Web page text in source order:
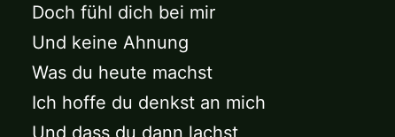
Doch fühl dich bei mir
Und keine Ahnung
Was du heute machst
Ich hoffe du denkst an mich
Und dass du dann lachst